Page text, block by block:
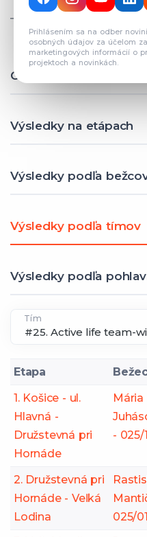
Prihlásením sa na odber
osobných údajov za účelom
marketingových informácií o
projektoch a novinkách.
CELKOVÝ
TÍMOV: 82
Celkové výsledky
Výsledky na etápach
Výsledky podľa
Výsledky podľa tímov
Výsledky podľa
Tím
Etapa
1. Košice - ul.
Hlavná -
Družstevná pri
Hornáde
Mária
- 025/
2. Družstevná pri
Hornáde - Veľká
Lodina
025/01